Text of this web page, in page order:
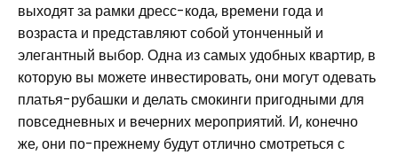
выходят за рамки дресс-кода, времени года и
возраста и представляют собой утонченный и
элегантный выбор. Одна из самых удобных квартир, в
которую вы можете инвестировать, они могут одевать
платья-рубашки и делать смокинги пригодными для
повседневных и вечерних мероприятий. И, конечно
же, они по-прежнему будут отлично смотреться с